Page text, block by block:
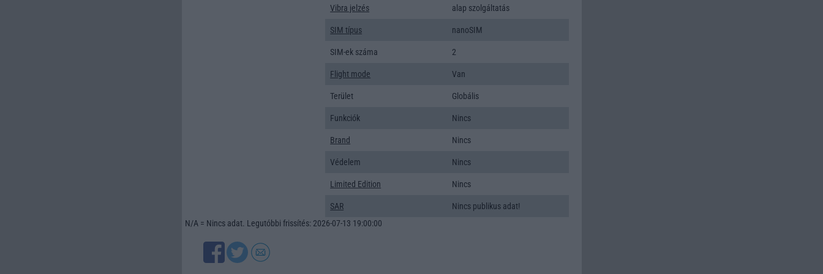
Vibra jelzés alap szolgáltatás
SIM típus nanoSIM
SIM-ek száma 2
Flight mode Van
Terület Globális
Funkciók Nincs
Brand Nincs
Védelem Nincs
Limited Edition Nincs
SAR
Nincs publikus adat!
N/A = Nincs adat. Legutóbbi frissítés: 2026-07-13 19:00:00